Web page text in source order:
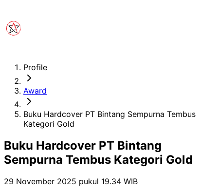
Profile
Award
Buku Hardcover PT Bintang Sempurna Tembus
Kategori Gold
Buku Hardcover PT Bintang
Sempurna Tembus Kategori Gold
29 November 2025 pukul 19.34 WIB